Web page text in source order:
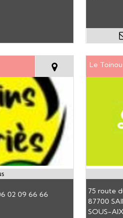
02 09 66 66
Le Toinou
75 route
87700
SOUS-